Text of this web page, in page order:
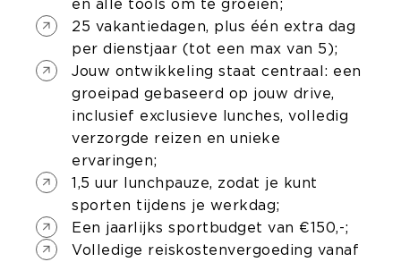
en alle tools om te groeien;
25 vakantiedagen, plus één extra dag
per dienstjaar (tot een max van 5);
Jouw ontwikkeling staat centraal: een
groeipad gebaseerd op jouw drive,
inclusief exclusieve lunches, volledig
verzorgde reizen en unieke
ervaringen;
1,5 uur lunchpauze, zodat je kunt
sporten tijdens je werkdag;
Een jaarlijks sportbudget van €150,-;
Volledige reiskostenvergoeding vanaf